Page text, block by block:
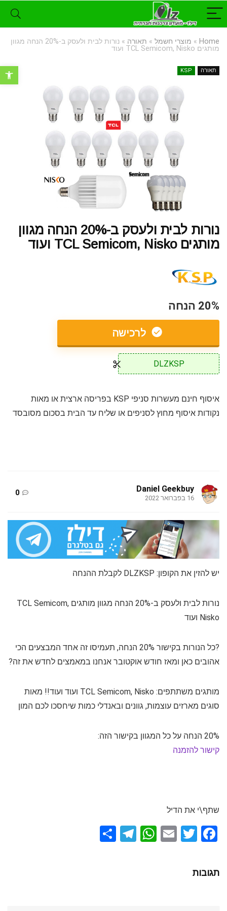
פתח
Home
» מוצרי חשמל » תאורה »
נורות לבית ולעסק ב-20% הנחה מגוון
מותגים TCL Semicom, Nisko ועוד
תאורה KSP
נורות לבית ולעסק ב-20% הנחה מגוון
מותגים TCL Semicom, Nisko ועוד
20% הנחה
לרכישה
DLZKSP
איסוף חינם מעשרות סניפי KSP בפריסה ארצית או מאות
נקודות איסוף מחוץ לסניפים או שליח עד הבית בסכום מסובסד
Daniel Geekbuy
16 בפברואר 2022
0
יש להזין את הקופון: DLZKSP לקבלת ההנחה
נורות לבית ולעסק ב-20% הנחה מגוון מותגים TCL Semicom,
Nisko ועוד
?כל הנורות בקישור 20% הנחה, תעמיסו זה אחד המבצעים הכי
אהובים כאן ומאז חודש אוקטובר אנחנו במאמצים לחדש את זה?
מותגים משתתפים: TCL Semicom, Nisko ועוד ועוד!! מאות
סוגים מארזים עוצמות, גוונים ובאנדלי כמות שיחסכו לכם המון
20% הנחה על כל המגוון בקישור הזה:
קישור להזמנה
שתף\י את הדיל
F
ce
b
T
E
W
T
תגובות